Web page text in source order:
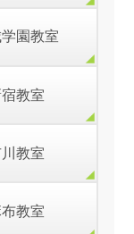
園教室
教室
教室
教室